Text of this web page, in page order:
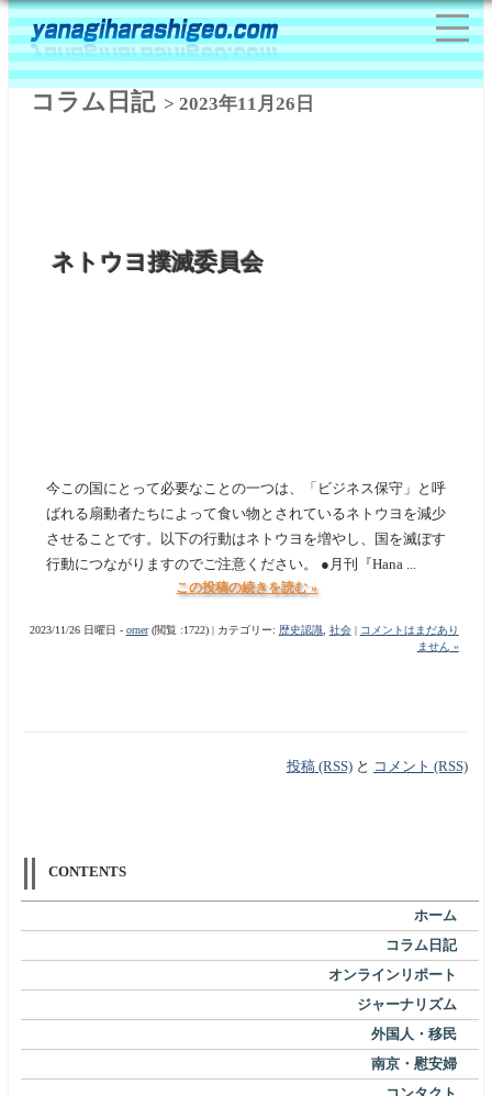
コラム日記> 2023年11月26日
ネトウヨ撲滅委員会
今この国にとって必要なことの一つは、「ビジネス保守」と呼
ばれる扇動者たちによって食い物とされているネトウヨを減少
させることです。以下の行動はネトウヨを増やし、国を滅ぼす
行動につながりますのでご注意ください。 ●月刊『Hana ...
この投稿の続きを読む »
2023/11/26 日曜日 - orner(閲覧 :1722) | カテゴリー: 歴史認識, 社会|
コメントはまだあり
ません »
投稿 (RSS)と コメント (RSS)
CONTENTS
ホーム
コラム日記
オンラインリポート
ジャーナリズム
外国人・移民
南京・慰安婦